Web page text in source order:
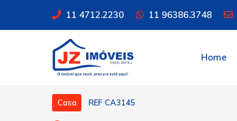
11 4712.2230 11 96386.3748
Home
Casa REF CA3145